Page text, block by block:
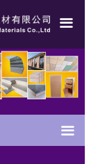
끀
끀